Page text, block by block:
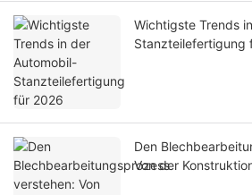
Wichtigste Trends
Stanzteilefertigung
Den
Von der